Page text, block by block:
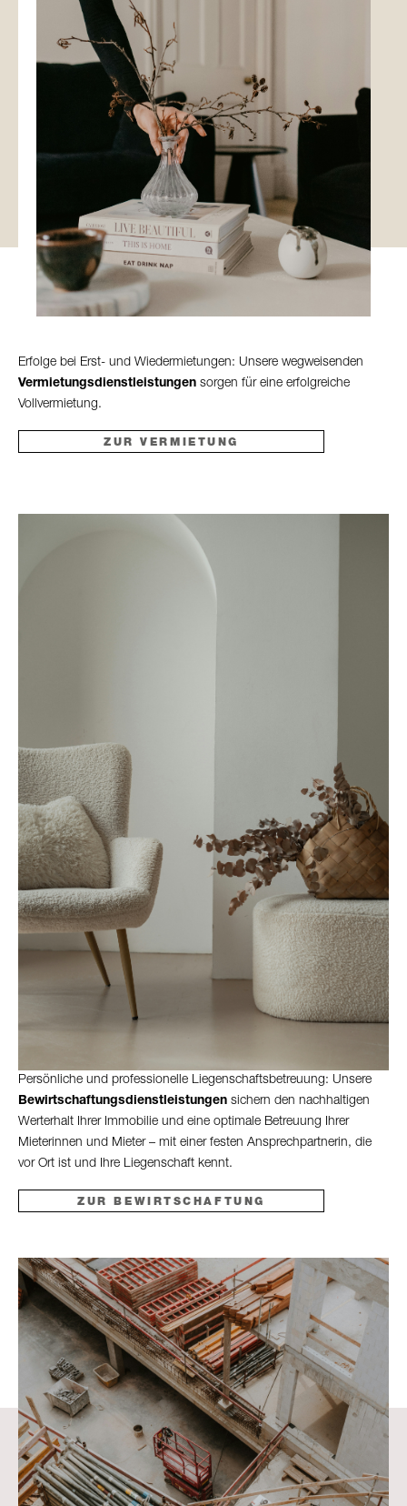
Erfolge bei Erst- und Wiedermietungen: Unsere wegweisen­den
Vermie­tungs­dienstleistungen sorgen für eine erfolg­reiche
Vollvermietung.
ZUR VERMIETUNG
Persönliche und professionelle Liegenschaftsbetreuung: Unsere
Bewirtschaftungsdienstleistungen sichern den nachhaltigen
Werterhalt Ihrer Immobilie und eine optimale Betreuung Ihrer
Mieterinnen und Mieter – mit einer festen Ansprechpartnerin, die
vor Ort ist und Ihre Liegenschaft kennt.
ZUR BEWIRTSCHAFTUNG